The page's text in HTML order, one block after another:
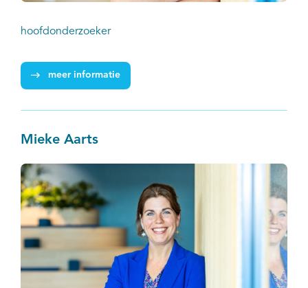
hoofdonderzoeker
meer informatie
Mieke Aarts